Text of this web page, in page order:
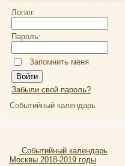
Логин:
Пароль:
Запомнить меня
Забыли свой пароль?
Событийный календарь
Событийный календарь
Москвы 2018-2019 годы